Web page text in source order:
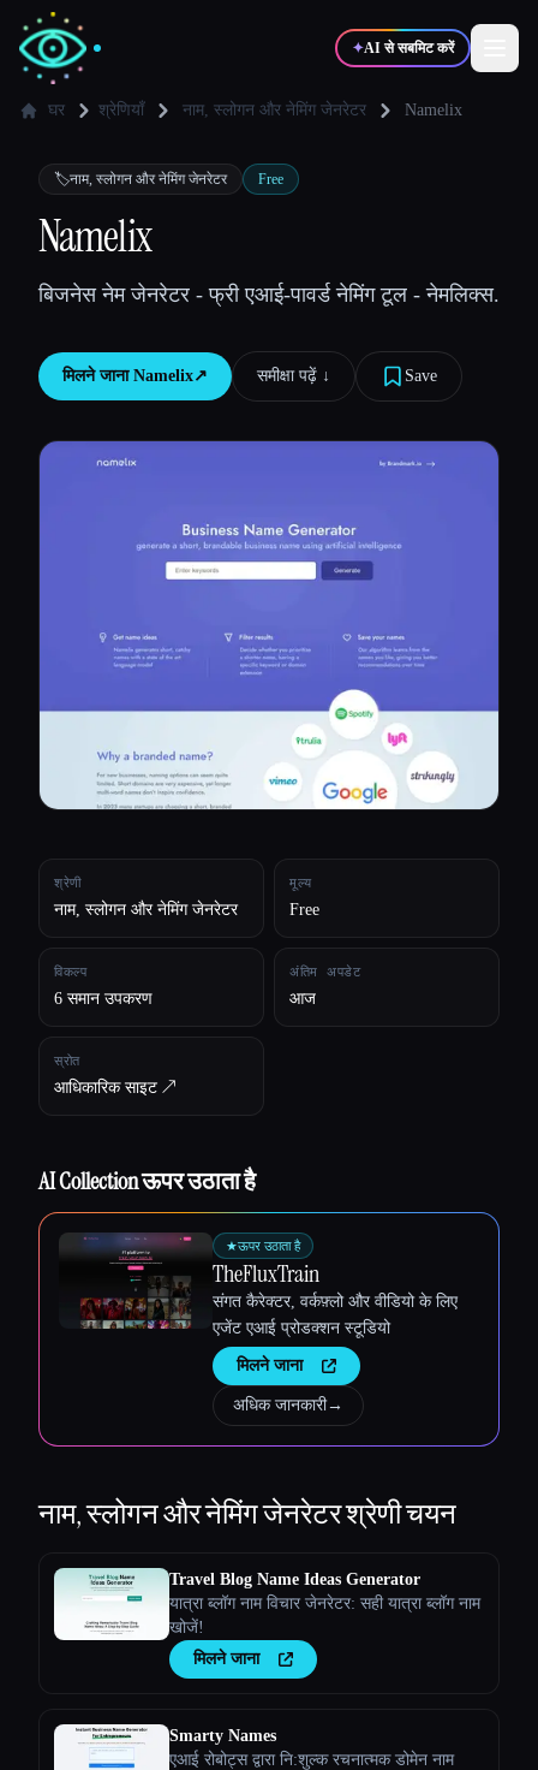
✦AI से सबमिट करें
✍️लेखक 🎨
💻
हमारे बारे में
घर श्रेणियाँ नाम, स्लोगन और नेमिंग जेनरेटर Namelix
🏷️नाम, स्लोगन और नेमिंग जेनरेटर Free
Namelix
बिजनेस नेम जेनरेटर - फ्री एआई-पावर्ड नेमिंग टूल - नेमलिक्स.
मिलने जाना Namelix↗︎ समीक्षा पढ़ें ↓︎ Save
श्रेणी
नाम, स्लोगन और नेमिंग जेनरेटर
मूल्य
Free
विकल्प
6 समान उपकरण
अंतिम अपडेट
आज
स्रोत
आधिकारिक साइट ↗︎
AI Collection ऊपर उठाता है
★ऊपर उठाता है
TheFluxTrain
संगत कैरेक्टर, वर्कफ़्लो और वीडियो के लिए
एजेंट एआई प्रोडक्शन स्टूडियो
मिलने जाना
अधिक जानकारी→
नाम, स्लोगन और नेमिंग जेनरेटरश्रेणी चयन
Travel Blog Name Ideas Generator
यात्रा ब्लॉग नाम विचार जेनरेटर: सही यात्रा ब्लॉग नाम
खोजें!
मिलने जाना
Smarty Names
एआई रोबोट्स द्वारा नि:शुल्क रचनात्मक डोमेन नाम